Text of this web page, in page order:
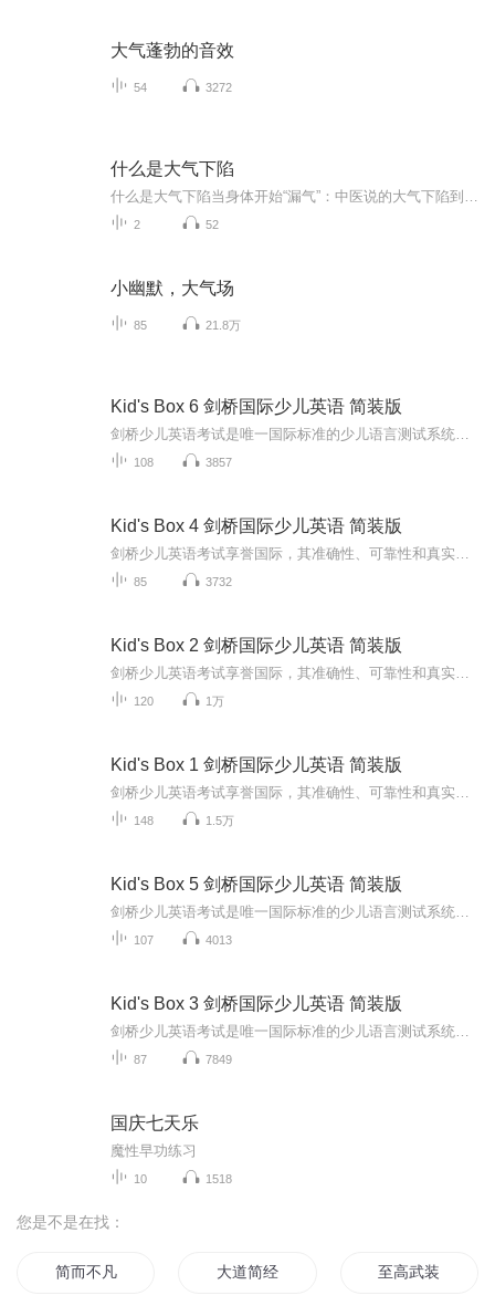
大气蓬勃的音效
54 3272
什么是大气下陷
2 52
小幽默，大气场
85 21.8万
Kid's Box 6 剑桥国际少儿英语 简装版
108 3857
Kid's Box 4 剑桥国际少儿英语 简装版
85 3732
Kid's Box 2 剑桥国际少儿英语 简装版
120 1万
Kid's Box 1 剑桥国际少儿英语 简装版
148 1.5万
Kid's Box 5 剑桥国际少儿英语 简装版
107 4013
Kid's Box 3 剑桥国际少儿英语 简装版
87 7849
国庆七天乐
魔性早功练习
10 1518
您是不是在找：
简而不凡 大道简经 至高武装